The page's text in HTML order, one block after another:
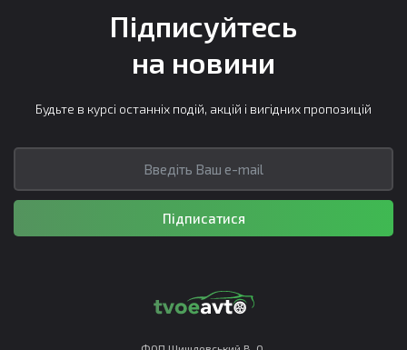
Підписуйтесь
на новини
Будьте в курсі останніх подій, акцій і вигідних пропозицій
Підписатися